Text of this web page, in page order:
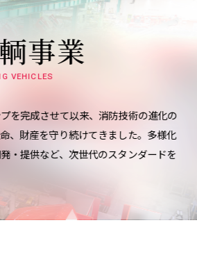
事業
VEHICLES
を完成させて以来、消防技術の進化の
、財産を守り続けてきました。多様化
・提供など、次世代のスタンダードを